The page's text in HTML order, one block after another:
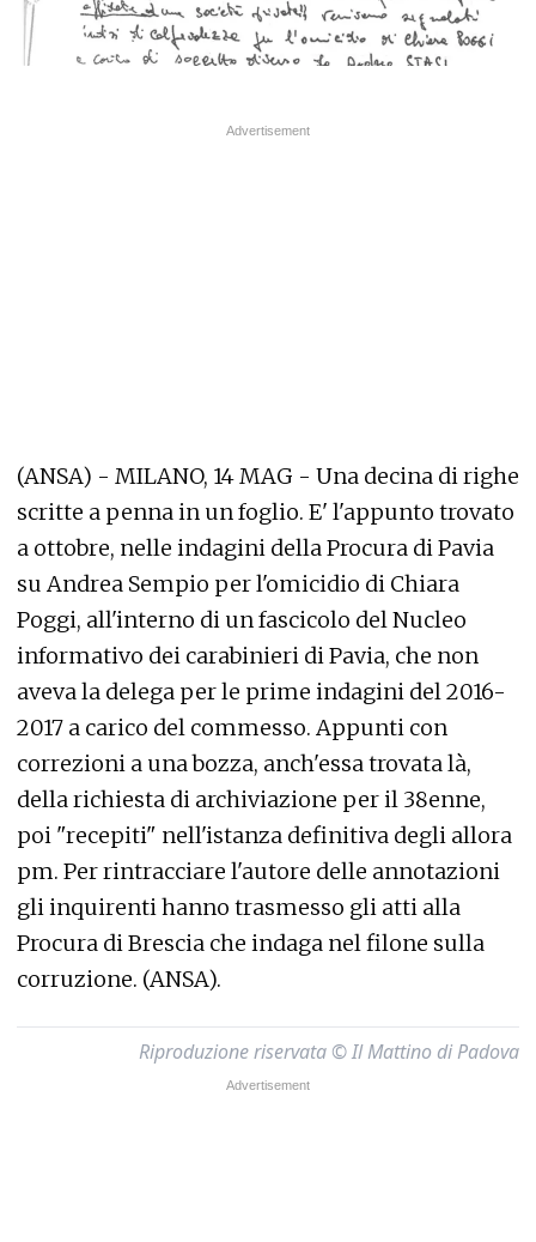
(ANSA) - MILANO, 14 MAG - Una decina di righe
scritte a penna in un foglio. E' l'appunto trovato
a ottobre, nelle indagini della Procura di Pavia
su Andrea Sempio per l'omicidio di Chiara
Poggi, all'interno di un fascicolo del Nucleo
informativo dei carabinieri di Pavia, che non
aveva la delega per le prime indagini del 2016-
2017 a carico del commesso. Appunti con
correzioni a una bozza, anch'essa trovata là,
della richiesta di archiviazione per il 38enne,
poi "recepiti" nell'istanza definitiva degli allora
pm. Per rintracciare l'autore delle annotazioni
gli inquirenti hanno trasmesso gli atti alla
Procura di Brescia che indaga nel filone sulla
corruzione. (ANSA).
Riproduzione riservata © Il Mattino di Padova